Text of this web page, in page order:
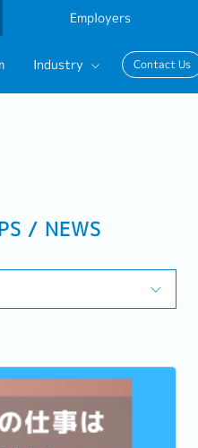
Employers
Industry Contact Us
/ NEWS